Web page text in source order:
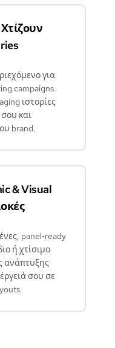
για
campaigns.
ιστορίες
και
brand.
& Visual
panel‑ready
ή χτίσιμο
ανάπτυξης
σου σε